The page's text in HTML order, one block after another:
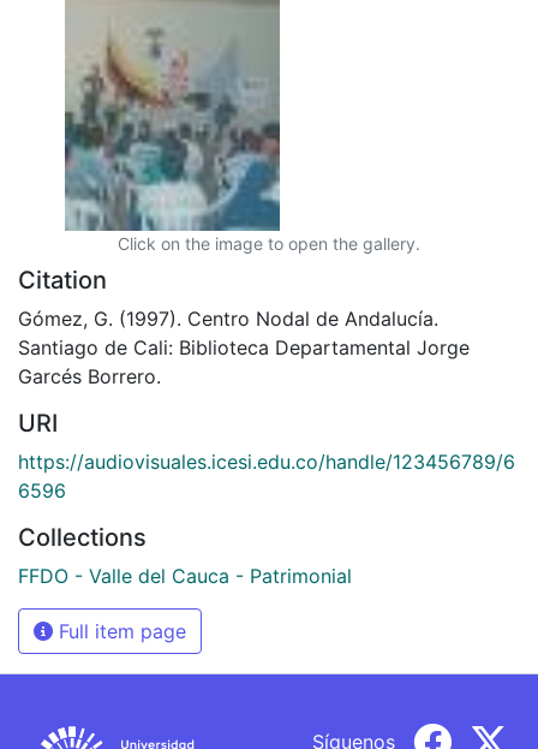
Click on the image to open the gallery.
Citation
Gómez, G. (1997). Centro Nodal de Andalucía.
Santiago de Cali: Biblioteca Departamental Jorge
Garcés Borrero.
URI
https://audiovisuales.icesi.edu.co/handle/123456789/6
6596
Collections
FFDO - Valle del Cauca - Patrimonial
Full item page
Síguenos